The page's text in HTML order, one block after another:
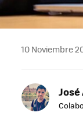
10 Noviembre
José